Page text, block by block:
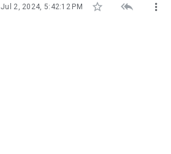
Jul 2, 2024, 5:42:12 PM   